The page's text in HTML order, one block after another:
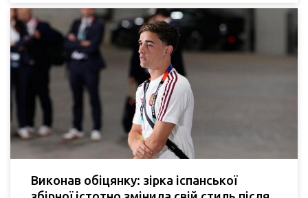
Виконав обіцянку: зірка іспанської